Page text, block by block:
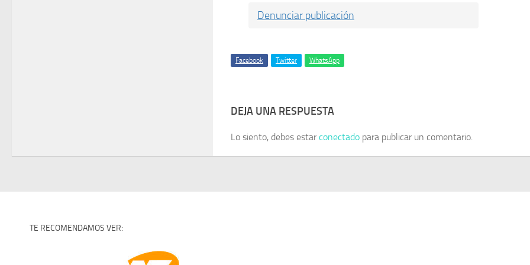
Denunciar publicación
Facebook Twitter WhatsApp
DEJA UNA RESPUESTA
Lo siento, debes estarconectado para publicar un comentario.
TE RECOMENDAMOS VER: